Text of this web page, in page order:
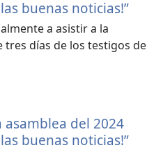
buenas noticias!”
a asistir a la
tres días de los testigos de
del 2024
buenas noticias!”